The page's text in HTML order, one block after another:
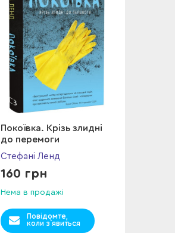
Покоївка. Крізь злидні
до перемоги
Стефані Ленд
160 грн
Нема в продажі
Повідомте,
коли з`явиться